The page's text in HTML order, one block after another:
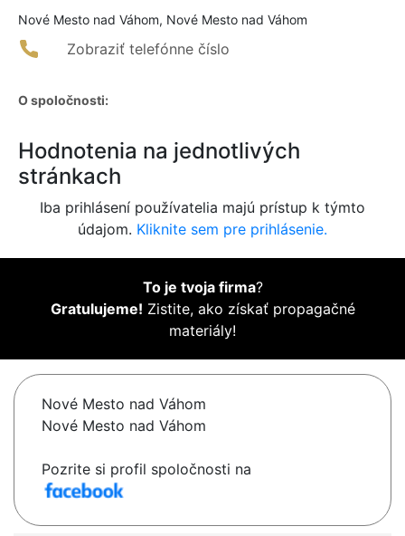
Nové Mesto nad Váhom, Nové Mesto nad Váhom
Zobraziť telefónne číslo
O spoločnosti:
Hodnotenia na jednotlivých
stránkach
Iba prihlásení používatelia majú prístup k týmto
údajom. Kliknite sem pre prihlásenie.
To je tvoja firma?
Gratulujeme! Zistite, ako získať propagačné
materiály!
Nové Mesto nad Váhom
Nové Mesto nad Váhom
Pozrite si profil spoločnosti na